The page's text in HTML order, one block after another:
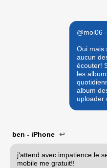
@moi06
Oui mais
aucun
écouter!
les
album
uploader
ben - iPhone ↩
j'attend avec impatience le
mobile me gratuit!!